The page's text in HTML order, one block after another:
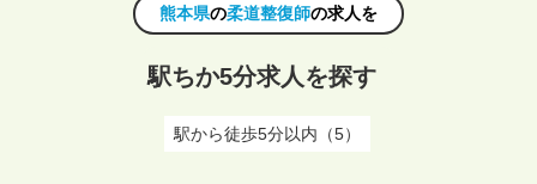
熊本県の柔道整復師の求人を
駅ちか5分求人を探す
駅から徒歩5分以内（5）